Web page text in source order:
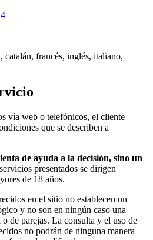
catalán, francés, inglés, italiano,
vía web o telefónicos, el cliente
que se describen a
de ayuda a la decisión, sino un
presentados se dirigen
de 18 años.
en el sitio no establecen un
y no son en ningún caso una
de parejas. La consulta y el uso de
no podrán de ninguna manera